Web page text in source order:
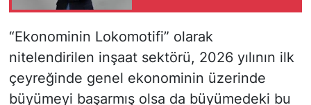
“Ekonominin Lokomotifi” olarak
nitelendirilen inşaat sektörü, 2026 yılının ilk
çeyreğinde genel ekonominin üzerinde
büyümeyi başarmış olsa da büyümedeki bu